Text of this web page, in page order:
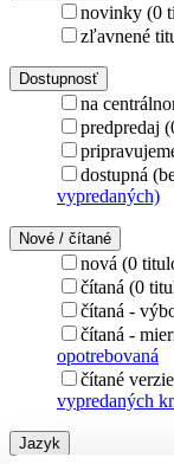
novinky (0
zľavnené
Dostupnosť
na
predpredaj
dostupná
vypredaných)
Nové / čítané
nová (0
čítaná (0
čítaná -
čítaná -
opotrebovaná
čítané
vypredaných
Jazyk